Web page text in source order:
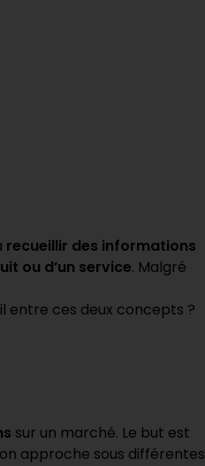
recueillir des informations
ou d’un service. Malgré
entre ces deux concepts ?
sur un marché. Le but est
approche sous différentes